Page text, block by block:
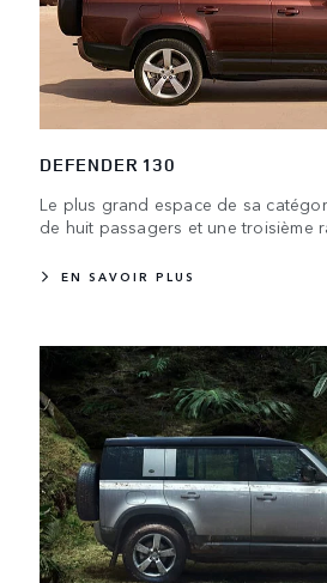
DEFENDER 130
Le plus grand espace de sa
de huit passagers et une troisième
EN SAVOIR PLUS